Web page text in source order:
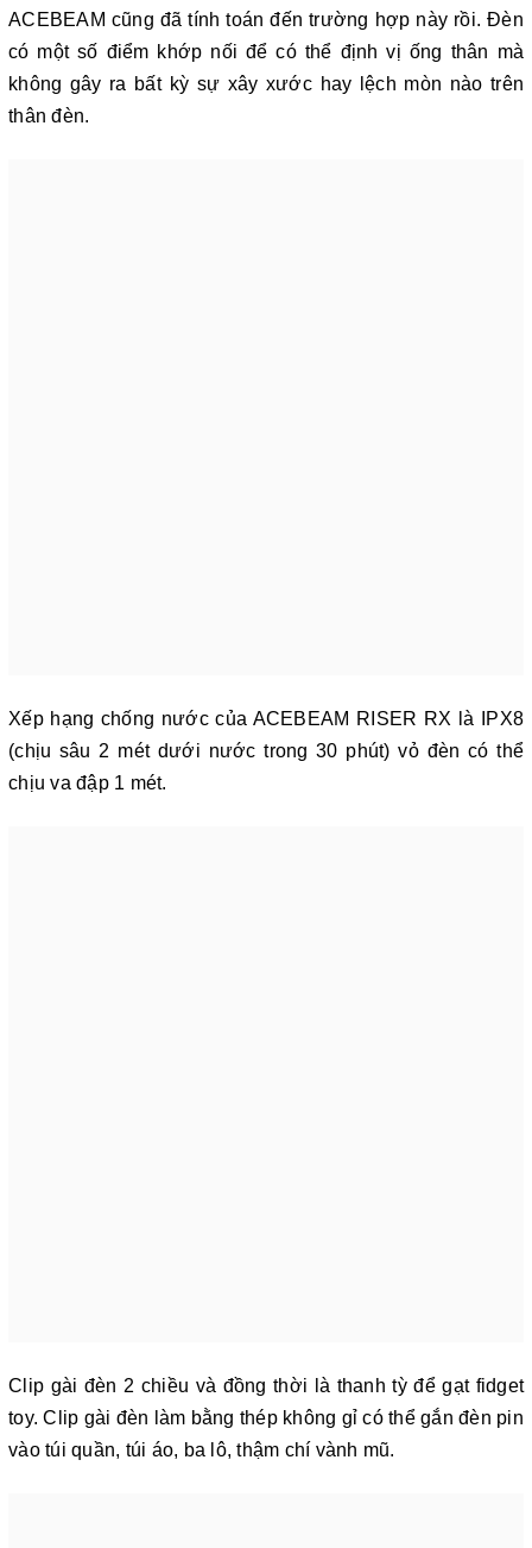
ACEBEAM cũng đã tính toán đến trường hợp này rồi. Đèn
có một số điểm khớp nối để có thể định vị ống thân mà
không gây ra bất kỳ sự xây xước hay lệch mòn nào trên
thân đèn.
Xếp hạng chống nước của ACEBEAM RISER RX là IPX8
(chịu sâu 2 mét dưới nước trong 30 phút) vỏ đèn có thể
chịu va đập 1 mét.
Clip gài đèn 2 chiều và đồng thời là thanh tỳ để gạt fidget
toy. Clip gài đèn làm bằng thép không gỉ có thể gắn đèn pin
vào túi quần, túi áo, ba lô, thậm chí vành mũ.